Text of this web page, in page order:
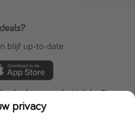
blijf up-to-date
deel uit van de HolidayPirates
privacy